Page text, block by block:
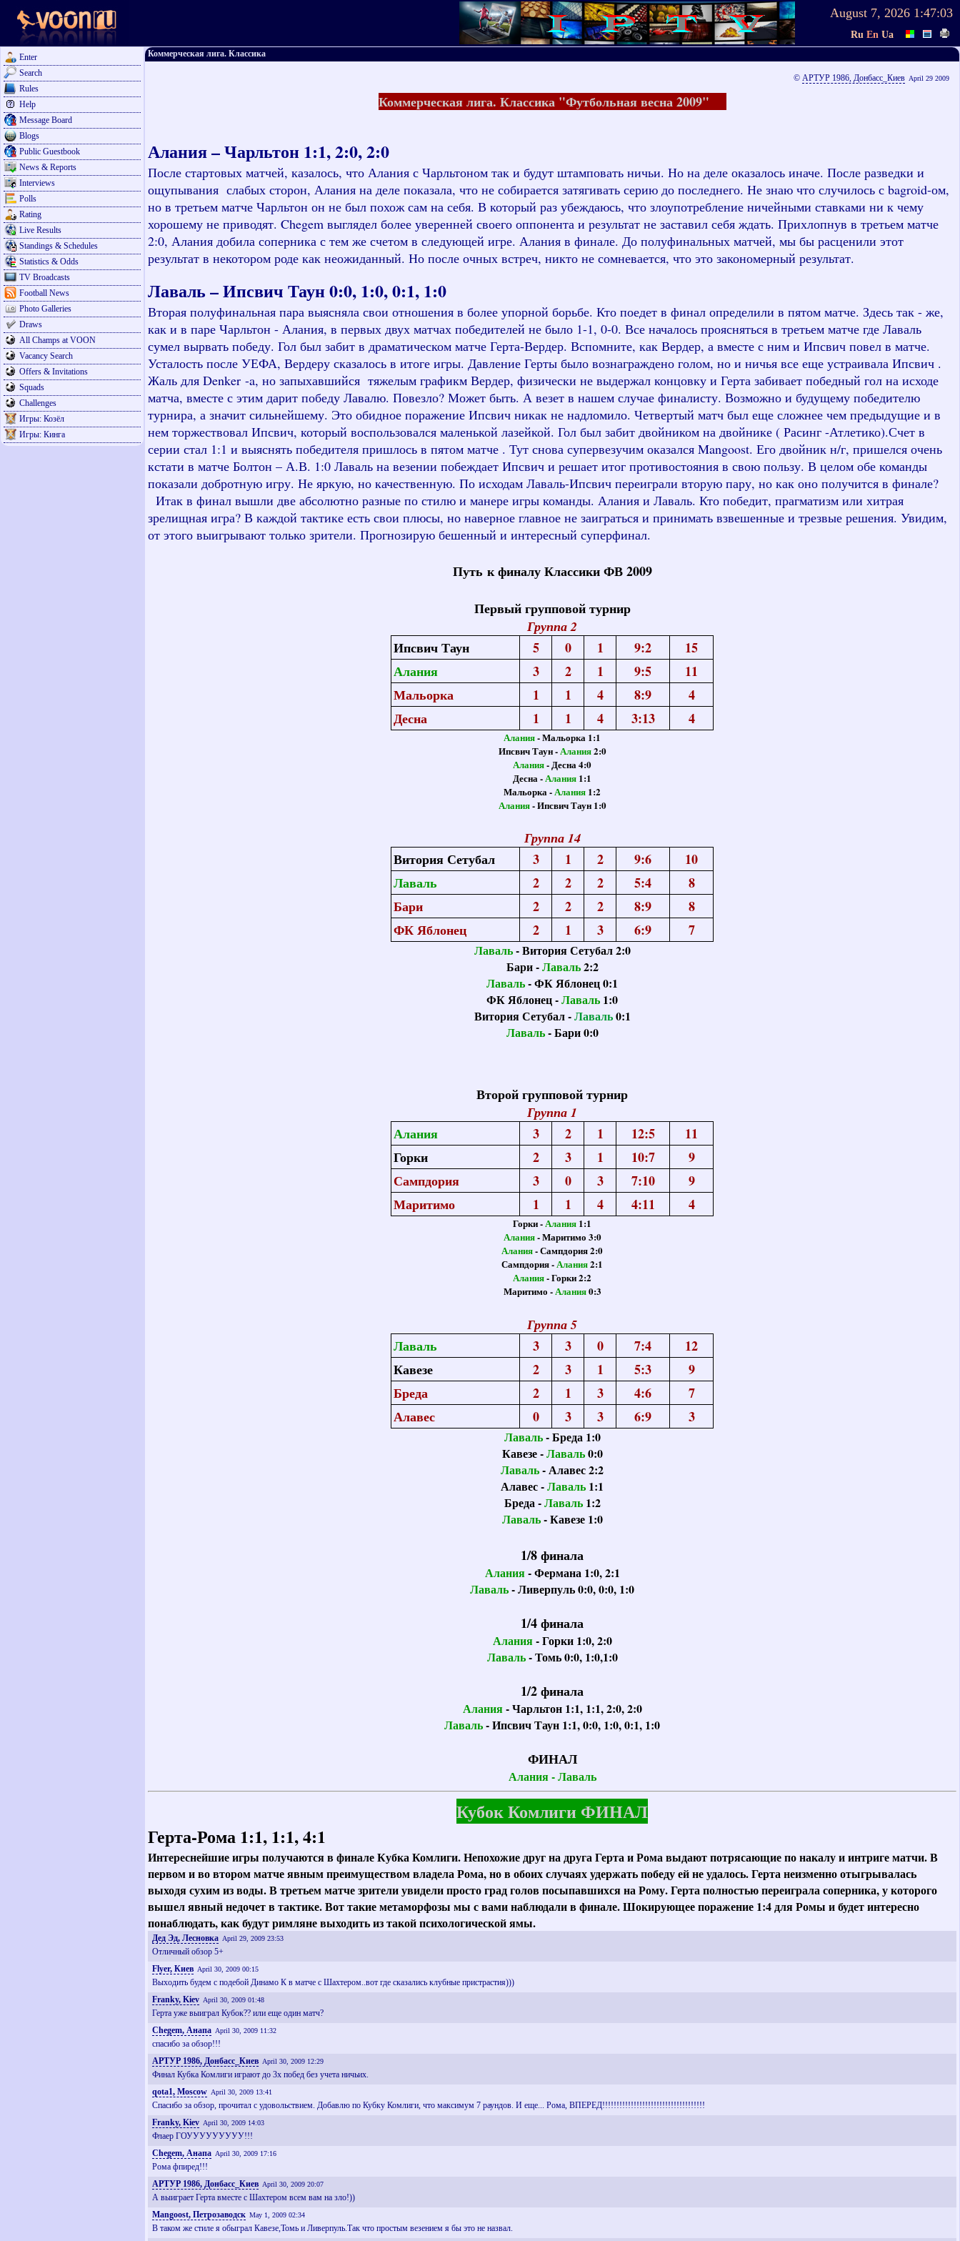
August 7, 2026 1:47:04
Ru En Ua
Enter
Search
Rules
Help
Message Board
Blogs
Public Guestbook
News & Reports
Interviews
Polls
Rating
Live Results
Standings & Schedules
Statistics & Odds
TV Broadcasts
Football News
Photo Galleries
Draws
All Champs at VOON
Vacancy Search
Offers & Invitations
Squads
Challenges
Игры: Козёл
Игры: Кинга
Коммерческая лига. Классика
© АРТУР 1986, Донбасс_Киев April 29 2009
Коммерческая лига. Классика "Футбольная весна 2009"
Алания – Чарльтон 1:1, 2:0, 2:0
После стартовых матчей, казалось, что Алания с Чарльтоном так и будут штамповать ничьи. Но на деле оказалось иначе. После разведки и
ощупывания слабых сторон, Алания на деле показала, что не собирается затягивать серию до последнего. Не знаю что случилось с bagroid-ом,
но в третьем матче Чарльтон он не был похож сам на себя. В который раз убеждаюсь, что злоупотребление ничейными ставками ни к чему
хорошему не приводят. Chegem выглядел более уверенней своего оппонента и результат не заставил себя ждать. Прихлопнув в третьем матче
2:0, Алания добила соперника с тем же счетом в следующей игре. Алания в финале. До полуфинальных матчей, мы бы расценили этот
результат в некотором роде как неожиданный. Но после очных встреч, никто не сомневается, что это закономерный результат.
Лаваль – Ипсвич Таун 0:0, 1:0, 0:1, 1:0
Вторая полуфинальная пара выясняла свои отношения в более упорной борьбе. Кто поедет в финал определили в пятом матче. Здесь так - же,
как и в паре Чарльтон - Алания, в первых двух матчах победителей не было 1-1, 0-0. Все началось проясняться в третьем матче где Лаваль
сумел вырвать победу. Гол был забит в драматическом матче Герта-Вердер. Вспомните, как Вердер, а вместе с ним и Ипсвич повел в матче.
Усталость после УЕФА, Вердеру сказалось в итоге игры. Давление Герты было вознаграждено голом, но и ничья все еще устраивала Ипсвич .
Жаль для Denker -a, но запыхавшийся тяжелым графикм Вердер, физически не выдержал концовку и Герта забивает победный гол на исходе
матча, вместе с этим дарит победу Лавалю. Повезло? Может быть. А везет в нашем случае финалисту. Возможно и будущему победителю
турнира, а значит сильнейшему. Это обидное поражение Ипсвич никак не надломило. Четвертый матч был еще сложнее чем предыдущие и в
нем торжествовал Ипсвич, который воспользовался маленькой лазейкой. Гол был забит двойником на двойнике ( Расинг -Атлетико).Счет в
серии стал 1:1 и выяснять победителя пришлось в пятом матче . Тут снова супервезучим оказался Mangoost. Его двойник н/г, пришелся очень
кстати в матче Болтон – А.В. 1:0 Лаваль на везении побеждает Ипсвич и решает итог противостояния в свою пользу. В целом обе команды
показали добротную игру. Не яркую, но качественную. По исходам Лаваль-Ипсвич переиграли вторую пару, но как оно получится в финале?
Итак в финал вышли две абсолютно разные по стилю и манере игры команды. Алания и Лаваль. Кто победит, прагматизм или хитрая
зрелищная игра? В каждой тактике есть свои плюсы, но наверное главное не заиграться и принимать взвешенные и трезвые решения. Увидим,
от этого выигрывают только зрители. Прогнозирую бешенный и интересный суперфинал.
Путь к финалу Классики ФВ 2009
Первый групповой турнир
Группа 2
Ипсвич Таун 5 0 1 9:2
15
Алания
3 2 1 9:5
11
Мальорка
1 1 4 8:9
4
Десна
1 1 4 3:13 4
Алания- Мальорка 1:1
Ипсвич Таун -Алания2:0
Алания- Десна 4:0
Десна -Алания 1:1
Мальорка -Алания 1:2
Алания- Ипсвич Таун 1:0
Группа 14
Витория Сетубал 3 1 2 9:6
10
Лаваль
2 2 2 5:4
8
Бари
2 2 2 8:9
8
ФК Яблонец
2 1 3 6:9 7
Лаваль- Витория Сетубал 2:0
Бари -Лаваль2:2
Лаваль- ФК Яблонец 0:1
ФК Яблонец -Лаваль 1:0
Витория Сетубал -Лаваль0:1
Лаваль- Бари 0:0
Второй групповой турнир
Группа 1
Алания 3 2 1 12:5
11
Горки
2 3 1 10:7
9
Сампдория
3 0 3 7:10
9
Маритимо
1 1 4 4:11 4
Горки -Алания 1:1
Алания- Маритимо 3:0
Алания- Сампдория 2:0
Сампдория -Алания2:1
Алания- Горки 2:2
Маритимо -Алания0:3
Группа 5
Лаваль 3 3 0 7:4
12
Кавезе
2 3 1 5:3
9
Бреда
2 1 3 4:6
7
Алавес
0 3 3 6:9 3
Лаваль- Бреда 1:0
Кавезе -Лаваль0:0
Лаваль- Алавес 2:2
Алавес -Лаваль 1:1
Бреда -Лаваль 1:2
Лаваль- Кавезе 1:0
1/8 финала
Алания- Фермана 1:0, 2:1
Лаваль- Ливерпуль 0:0, 0:0, 1:0
1/4 финала
Алания- Горки 1:0, 2:0
Лаваль- Томь 0:0, 1:0,1:0
1/2 финала
Алания- Чарльтон 1:1, 1:1, 2:0, 2:0
Лаваль- Ипсвич Таун 1:1, 0:0, 1:0, 0:1, 1:0
ФИНАЛ
Алания - Лаваль
Кубок Комлиги ФИНАЛ
Герта-Рома 1:1, 1:1, 4:1
Интереснейшие игры получаются в финале Кубка Комлиги. Непохожие друг на друга Герта и Рома выдают потрясающие по накалу и интриге матчи. В
первом и во втором матче явным преимуществом владела Рома, но в обоих случаях удержать победу ей не удалось. Герта неизменно отыгрывалась
выходя сухим из воды. В третьем матче зрители увидели просто град голов посыпавшихся на Рому. Герта полностью переиграла соперника, у которого
вышел явный недочет в тактике. Вот такие метаморфозы мы с вами наблюдали в финале. Шокирующее поражение 1:4 для Ромы и будет интересно
понаблюдать, как будут римляне выходить из такой психологической ямы.
Дед Эд, Лесновка April 29, 2009 23:53
Отличный обзор 5+
Flyer, Киев April 30, 2009 00:15
Выходить будем с подебой Динамо К в матче с Шахтером..вот где сказались клубные пристрастия)))
Franky, Kiev April 30, 2009 01:48
Герта уже выиграл Кубок?? или еще один матч?
Chegem, Анапа April 30, 2009 11:32
спасибо за обзор!!!
АРТУР 1986, Донбасс_Киев April 30, 2009 12:29
Финал Кубка Комлиги играют до 3х побед без учета ничьих.
qota1, Moscow April 30, 2009 13:41
Спасибо за обзор, прочитал с удовольствием. Добавлю по Кубку Комлиги, что максимум 7 раундов. И еще... Рома, ВПЕРЕД!!!!!!!!!!!!!!!!!!!!!!!!!!!!!!!!!!!!
Franky, Kiev April 30, 2009 14:03
Флаер ГОУУУУУУУУУ!!!
Chegem, Анапа April 30, 2009 17:16
Рома фпиред!!!
АРТУР 1986, Донбасс_Киев April 30, 2009 20:07
А выиграет Герта вместе с Шахтером всем вам на зло!))
Mangoost, Петрозаводск May 1, 2009 02:34
В таком же стиле я обыграл Кавезе,Томь и Ливерпуль.Так что простым везением я бы это не назвал.